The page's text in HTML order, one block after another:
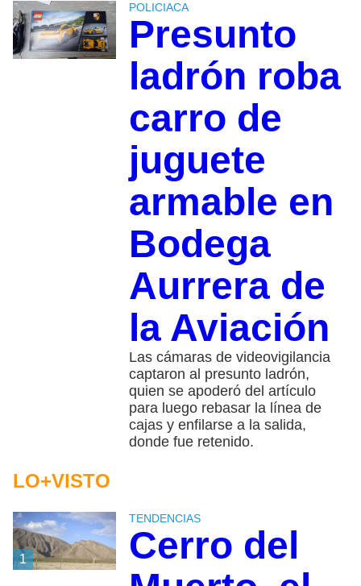
POLICIACA
Presunto
ladrón roba
carro de
juguete
armable en
Bodega
Aurrera de
la Aviación
Las cámaras de videovigilancia
captaron al presunto ladrón,
quien se apoderó del artículo
para luego rebasar la línea de
cajas y enfilarse a la salida,
donde fue retenido.
LO+VISTO
1
TENDENCIAS
Cerro del